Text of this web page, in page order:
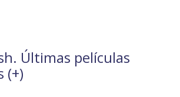
Últimas películas
(+)